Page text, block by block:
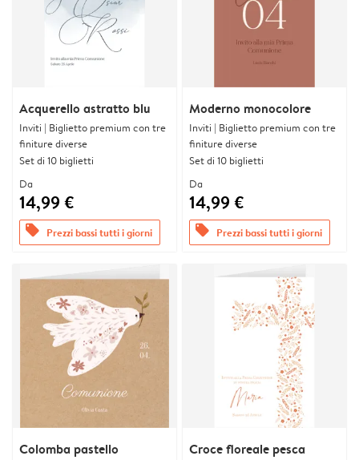
Acquerello astratto blu
Inviti | Biglietto premium con tre
finiture diverse
Set di 10 biglietti
Da
14,99 €
offers Prezzi bassi tutti i giorni
Moderno monocolore
Inviti | Biglietto premium con tre
finiture diverse
Set di 10 biglietti
Da
14,99 €
offers Prezzi bassi tutti i giorni
Colomba pastello Croce floreale pesca